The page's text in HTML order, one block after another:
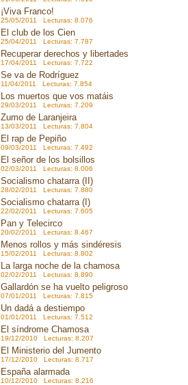
¡Viva Franco!
25/05/2011 Lecturas: 8.076
El club de los Cien
25/04/2011 Lecturas: 7.787
Recuperar derechos y libertades
17/04/2011 Lecturas: 7.722
Se va de Rodríguez
11/04/2011 Lecturas: 7.854
Los muertos que vos matáis
29/03/2011 Lecturas: 7.209
Zumo de Laranjeira
13/03/2011 Lecturas: 7.804
El rap de Pepiño
09/03/2011 Lecturas: 7.492
El señor de los bolsillos
02/03/2011 Lecturas: 8.006
Socialismo chatarra (II)
28/02/2011 Lecturas: 7.880
Socialismo chatarra (I)
22/02/2011 Lecturas: 7.605
Pan y Telecirco
20/02/2011 Lecturas: 8.467
Menos rollos y más sindéresis
15/02/2011 Lecturas: 8.802
La larga noche de la chamosa
02/02/2011 Lecturas: 8.890
Gallardón se ha vuelto peligroso
07/01/2011 Lecturas: 7.815
Un dadá a destiempo
01/01/2011 Lecturas: 7.512
El síndrome Chamosa
19/12/2010 Lecturas: 8.207
El Ministerio del Jumento
17/12/2010 Lecturas: 8.717
España alarmada
10/12/2010 Lecturas: 8.216